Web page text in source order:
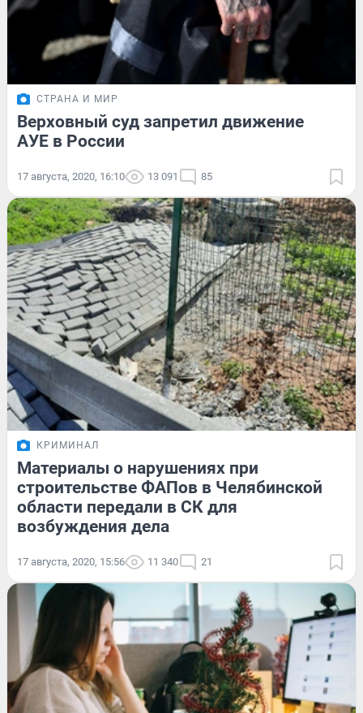
СТРАНА И МИР
Верховный суд запретил движение
АУЕ в России
17 августа, 2020, 16:10 13 091 85
КРИМИНАЛ
Материалы о нарушениях при
строительстве ФАПов в Челябинской
области передали в СК для
возбуждения дела
17 августа, 2020, 15:56 11 340 21